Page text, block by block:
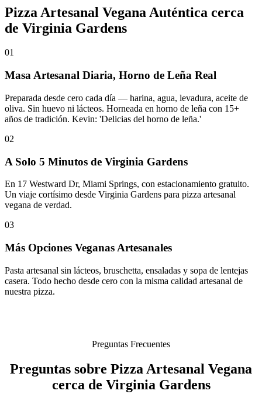
Pizza Artesanal Vegana Auténtica cerca
de Virginia Gardens
01
Masa Artesanal Diaria, Horno de Leña Real
Preparada desde cero cada día — harina, agua, levadura, aceite de
oliva. Sin huevo ni lácteos. Horneada en horno de leña con 15+
años de tradición. Kevin: 'Delicias del horno de leña.'
02
A Solo 5 Minutos de Virginia Gardens
En 17 Westward Dr, Miami Springs, con estacionamiento gratuito.
Un viaje cortísimo desde Virginia Gardens para pizza artesanal
vegana de verdad.
03
Más Opciones Veganas Artesanales
Pasta artesanal sin lácteos, bruschetta, ensaladas y sopa de lentejas
casera. Todo hecho desde cero con la misma calidad artesanal de
nuestra pizza.
Preguntas Frecuentes
Preguntas sobre Pizza Artesanal Vegana
cerca de Virginia Gardens